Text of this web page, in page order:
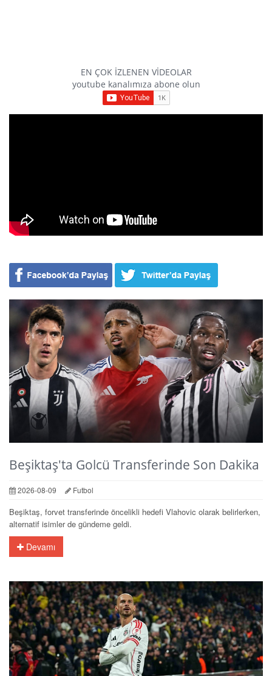
EN ÇOK İZLENEN VİDEOLAR
youtube kanalımıza abone olun
Beşiktaş'ta Golcü Transferinde Son Dakika
2026-08-09 Futbol
Beşiktaş, forvet transferinde öncelikli hedefi Vlahovic olarak belirlerken,
alternatif isimler de gündeme geldi.
Devamı